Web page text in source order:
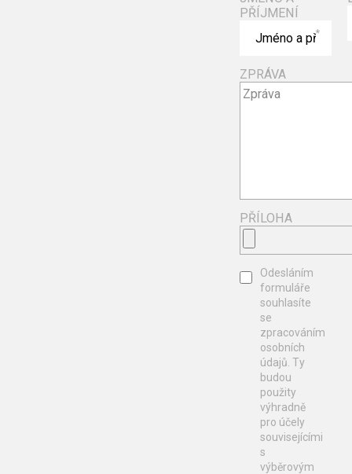
PŘÍJMENÍ
*
ZPRÁVA
PŘÍLOHA
Odesláním
formuláře
souhlasíte
se
zpracováním
osobních
údajů. Ty
budou
použity
výhradně
pro účely
souvisejícími
s
výběrovým